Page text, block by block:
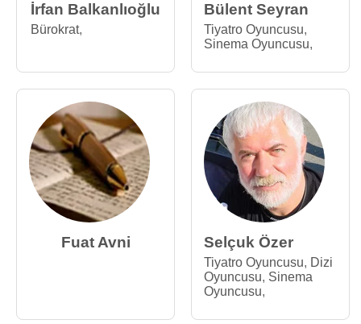
İrfan Balkanlıoğlu
Bürokrat,
Bülent Seyran
Tiyatro Oyuncusu,
Sinema Oyuncusu,
Fuat Avni Selçuk Özer
Tiyatro Oyuncusu, Dizi
Oyuncusu, Sinema
Oyuncusu,